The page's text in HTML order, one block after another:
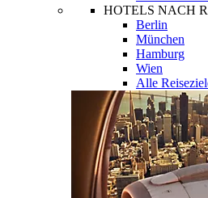
HOTELS NACH
Berlin
München
Hamburg
Wien
Alle